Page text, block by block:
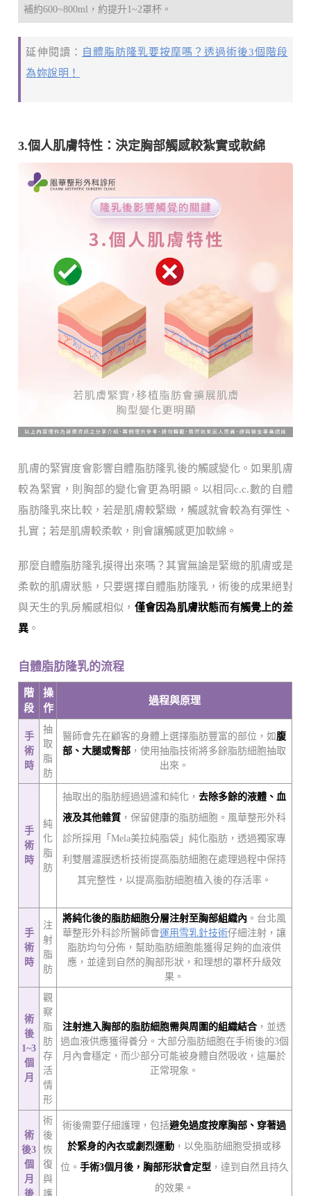
補約600~800ml，約提升1~2罩杯。
延伸閱讀： 自體脂肪隆乳要按摩嗎？透過術後3個階段
為妳說明！
3.個人肌膚特性：決定胸部觸感較紮實或軟綿
肌膚的緊實度會影響自體脂肪隆乳後的觸感變化。如果肌膚
較為緊實，則胸部的變化會更為明顯。以相同c.c.數的自體
脂肪隆乳來比較，若是肌膚較緊緻，觸感就會較為有彈性、
扎實；若是肌膚較柔軟，則會讓觸感更加軟綿。
那麼自體脂肪隆乳摸得出來嗎？其實無論是緊緻的肌膚或是
柔軟的肌膚狀態，只要選擇自體脂肪隆乳，術後的成果絕對
與天生的乳房觸感相似， 僅會因為肌膚狀態而有觸覺上的差
異 。
自體脂肪隆乳的流程
階
段
操
作
過程與原理
手
術
時
抽
取
脂
肪
醫師會先在顧客的身體上選擇脂肪豐富的部位，如腹
部、大腿或臀部 ，使用抽脂技術將多餘脂肪細胞抽取
出來。
手
術
時
純
化
脂
肪
抽取出的脂肪經過過濾和純化，去除多餘的液體、血
液及其他雜質 ，保留健康的脂肪細胞。風華整形外科
診所採用「Mela美拉純脂袋」純化脂肪，透過獨家專
利雙層濾膜透析技術提高脂肪細胞在處理過程中保持
其完整性，以提高脂肪細胞植入後的存活率。
手
術
時
注
射
脂
肪
將純化後的脂肪細胞分層注射至胸部組織內 。台北風
華整形外科診所醫師會運用雪乳針技術仔細注射，讓
脂肪均勻分佈，幫助脂肪細胞能獲得足夠的血液供
應，並達到自然的胸部形狀，和理想的罩杯升級效
果。
術
後
1~3
個
月
觀
察
脂
肪
存
活
情
形
注射進入胸部的脂肪細胞需與周圍的組織結合 ，並透
過血液供應獲得養分。大部分脂肪細胞在手術後的3個
月內會穩定，而少部分可能被身體自然吸收，這屬於
正常現象。
術
後3
個
月
後
術
後
恢
復
與
護
術後需要仔細護理，包括避免過度按摩胸部、穿著過
於緊身的內衣或劇烈運動 ，以免脂肪細胞受損或移
位。 手術3個月後，胸部形狀會定型 ，達到自然且持久
的效果。